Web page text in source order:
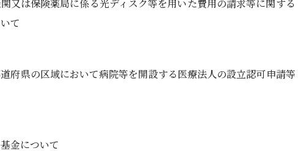
又は保険薬局に係る光ディスク等を用いた費用の請求等に関する
て
府県の区域において病院等を開設する医療法人の設立認可申請等
金について